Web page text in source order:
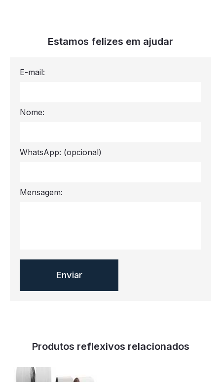
Estamos felizes em ajudar
E-mail:
Nome:
WhatsApp: (opcional)
Mensagem:
Produtos reflexivos relacionados